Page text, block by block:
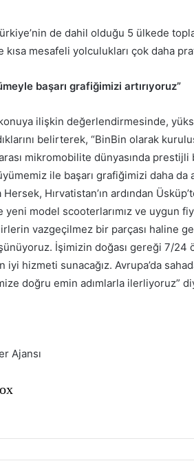
de dahil olduğu 5 ülkede
kısa mesafeli yolculukları çok daha
başarı grafiğimizi artırıyoruz”
ilişkin değerlendirmesinde,
belirterek, “BinBin olarak
mikromobilite dünyasında prestijli
ile başarı grafiğimizi daha da
Hırvatistan’ın ardından
model scooterlarımız ve uygun
vazgeçilmez bir parçası haline
İşimizin doğası gereği 7/24
hizmeti sunacağız. Avrupa’da
doğru emin adımlarla ilerliyoruz”
Ajansı